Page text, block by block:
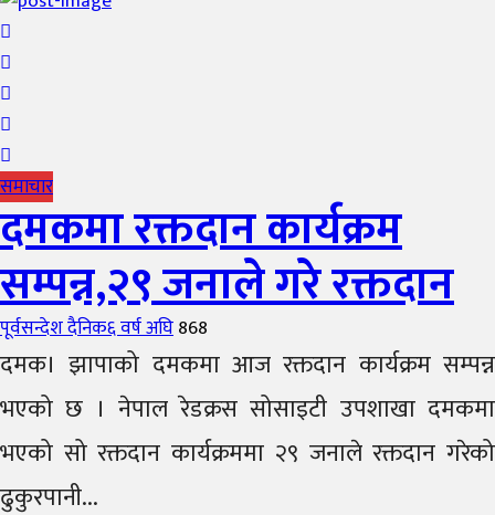
समाचार
दमकमा रक्तदान कार्यक्रम
सम्पन्न,२९ जनाले गरे रक्तदान
Author
पूर्वसन्देश दैनिकPosted
on
६ वर्ष अघि868
दमक। झापाको दमकमा आज रक्तदान कार्यक्रम सम्पन्न
भएको छ । नेपाल रेडक्रस सोसाइटी उपशाखा दमकमा
भएको सो रक्तदान कार्यक्रममा २९ जनाले रक्तदान गरेको
ढुकुरपानी...